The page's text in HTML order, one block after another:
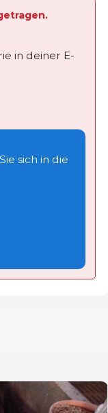
in deiner E-
sich in die